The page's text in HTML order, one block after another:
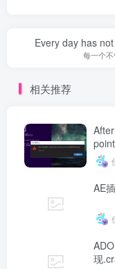
Every day has
每一个
相关推荐
AE
现